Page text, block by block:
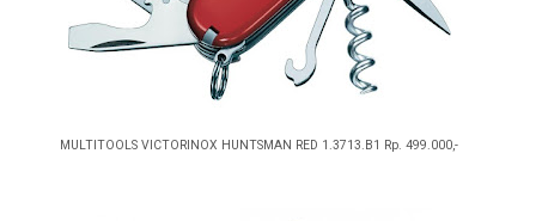
MULTITOOLS VICTORINOX HUNTSMAN RED 1.3713.B1 Rp. 499.000,-